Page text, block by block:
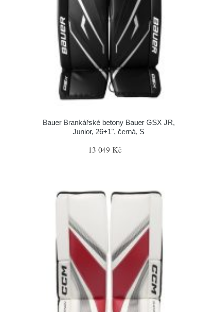
Bauer Brankářské betony Bauer GSX JR,
Junior, 26+1", černá, S
13 049 Kč